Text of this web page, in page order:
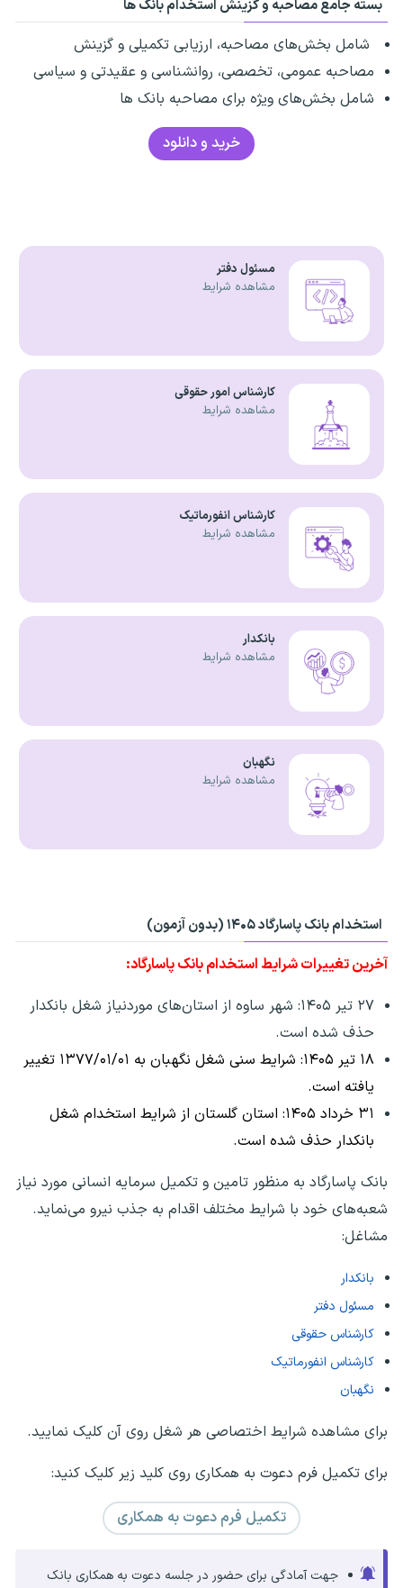
بسته جامع مصاحبه و گزینش استخدام بانک ها
شامل بخش‌های مصاحبه، ارزیابی تکمیلی و گزینش
مصاحبه عمومی، تخصصی، روانشناسی و عقیدتی و سیاسی
شامل بخش‌های ویژه برای مصاحبه بانک ها
خرید و دانلود
مسئول دفتر
مشاهده شرایط
کارشناس امور حقوقی
مشاهده شرایط
کارشناس انفورماتیک
مشاهده شرایط
بانکدار
مشاهده شرایط
نگهبان
مشاهده شرایط
استخدام بانک پاسارگاد ۱۴۰۵ (بدون آزمون)
آخرین تغییرات شرایط استخدام بانک پاسارگاد:
۲۷ تیر ۱۴۰۵: شهر ساوه از استان‌های موردنیاز شغل بانکدار
حذف شده است.
۱۸ تیر ۱۴۰۵: شرایط سنی شغل نگهبان به ۱۳۷۷/۰۱/۰۱ تغییر
یافته است.
۳۱ خرداد ۱۴۰۵: استان گلستان از شرایط استخدام شغل
بانکدار حذف شده است.
بانک پاسارگاد به منظور تامین و تکمیل سرمایه انسانی مورد نیاز
شعبه‌های خود با شرایط مختلف اقدام به جذب نیرو می‌نماید.
مشاغل:
بانکدار
مسئول دفتر
کارشناس حقوقی
کارشناس انفورماتیک
نگهبان
برای مشاهده شرایط اختصاصی هر شغل روی آن کلیک نمایید.
برای تکمیل فرم دعوت به همکاری روی کلید زیر کلیک کنید:
تکمیل فرم دعوت به همکاری
جهت آمادگی برای حضور در جلسه دعوت به همکاری بانک